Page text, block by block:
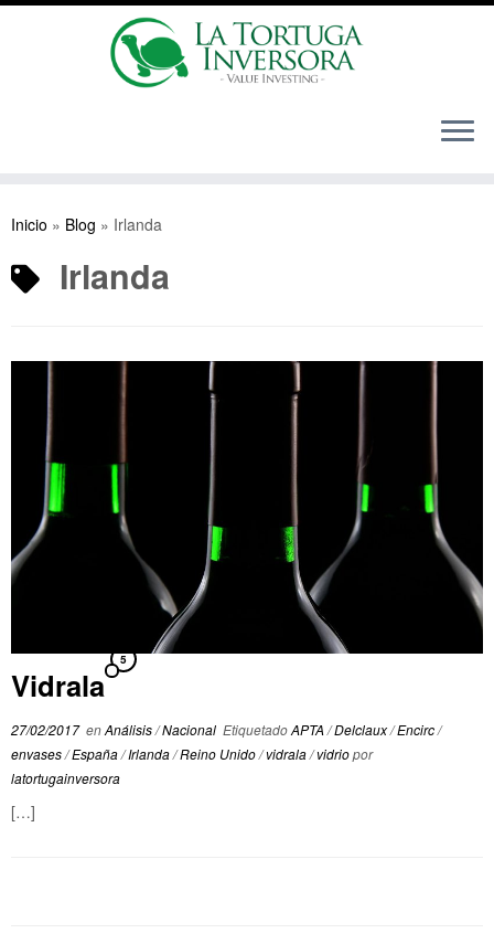
Inicio » Blog » Irlanda
Irlanda
Vidrala
5
27/02/2017enAnálisis/Nacional EtiquetadoAPTA /Delclaux/Encirc/
envases/España/Irlanda/Reino Unido/vidrala/vidriopor
latortugainversora
[…]